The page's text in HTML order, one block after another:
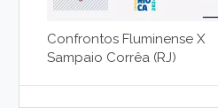
Confrontos Fluminense X
Sampaio Corrêa (RJ)